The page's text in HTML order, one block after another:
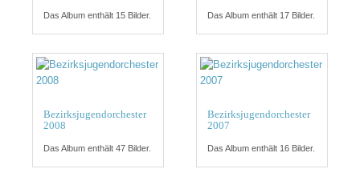
Das Album enthält 15 Bilder. Das Album enthält 17 Bilder.
Bezirksjugendorchester
2008
Das Album enthält 47 Bilder.
Bezirksjugendorchester
2007
Das Album enthält 16 Bilder.